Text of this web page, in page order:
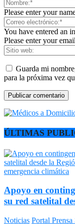
Please enter your
You have entered an
Please enter your
Guarda mi
para la próxima vez
ÚLTIMAS
Apoyo en
su red satelital
Noticias Portal